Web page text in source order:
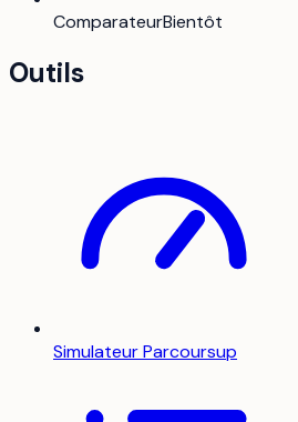
ComparateurBientôt
Outils
Simulateur Parcoursup